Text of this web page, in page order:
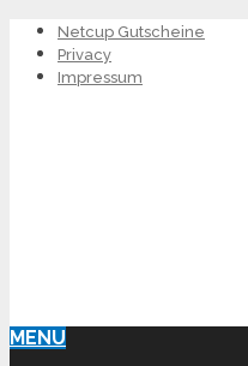
Netcup Gutscheine
Privacy
Impressum
MENU